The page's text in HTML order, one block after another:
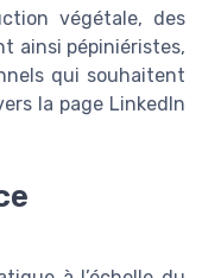
végétale, des
ainsi pépiniéristes,
qui souhaitent
la page LinkedIn